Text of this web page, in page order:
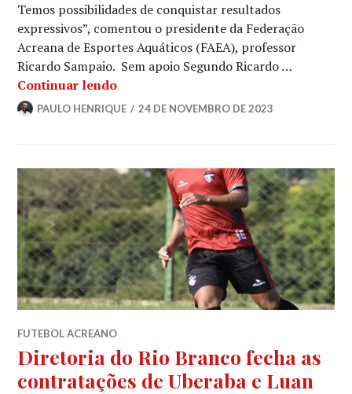
Temos possibilidades de conquistar resultados
expressivos”, comentou o presidente da Federação
Acreana de Esportes Aquáticos (FAEA), professor
Ricardo Sampaio. Sem apoio Segundo Ricardo …
Continuar lendo
PAULO HENRIQUE 24 DE NOVEMBRO DE 2023
FUTEBOL ACREANO
Diretoria do Rio Branco fecha as
contratações de Uberaba e Luan